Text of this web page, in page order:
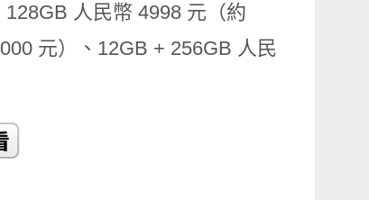
人民幣 4998 元（約
元）、12GB + 256GB 人民